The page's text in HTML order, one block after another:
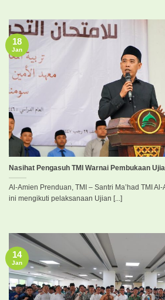
Nasihat Pengasuh TMI Warnai Pembukaan
Al-Amien Prenduan, TMI – Santri Ma’had TMI
ini mengikuti pelaksanaan Ujian [...]
18
Jan
14
Jan